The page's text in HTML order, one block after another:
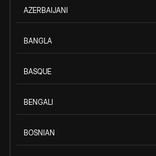
AZERBAIJANI
BANGLA
BASQUE
BENGALI
BOSNIAN